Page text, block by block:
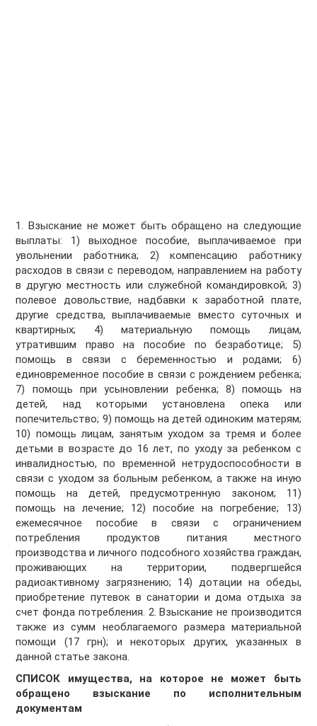
1. Взыскание не может быть обращено на следующие
выплаты: 1) выходное пособие, выплачиваемое при
увольнении работника; 2) компенсацию работнику
расходов в связи с переводом, направлением на работу
в другую местность или служебной командировкой; 3)
полевое довольствие, надбавки к заработной плате,
другие средства, выплачиваемые вместо суточных и
квартирных; 4) материальную помощь лицам,
утратившим право на пособие по безработице; 5)
помощь в связи с беременностью и родами; 6)
единовременное пособие в связи с рождением ребенка;
7) помощь при усыновлении ребенка; 8) помощь на
детей, над которыми установлена ​​опека или
попечительство; 9) помощь на детей одиноким матерям;
10) помощь лицам, занятым уходом за тремя и более
детьми в возрасте до 16 лет, по уходу за ребенком с
инвалидностью, по временной нетрудоспособности в
связи с уходом за больным ребенком, а также на иную
помощь на детей, предусмотренную законом; 11)
помощь на лечение; 12) пособие на погребение; 13)
ежемесячное пособие в связи с ограничением
потребления продуктов питания местного
производства и личного подсобного хозяйства граждан,
проживающих на территории, подвергшейся
радиоактивному загрязнению; 14) дотации на обеды,
приобретение путевок в санатории и дома отдыха за
счет фонда потребления. 2. Взыскание не производится
также из сумм необлагаемого размера материальной
помощи (17 грн); и некоторых других, указанных в
данной статье закона.
СПИСОК имущества, на которое не может быть
обращено взыскание по исполнительным
документам